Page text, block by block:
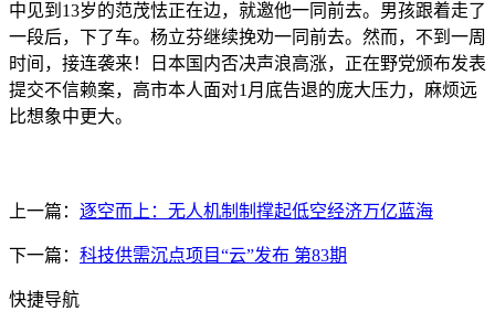
中见到13岁的范茂怯正在边，就邀他一同前去。男孩跟着走了
一段后，下了车。杨立芬继续挽劝一同前去。然而，不到一周
时间，接连袭来！日本国内否决声浪高涨，正在野党颁布发表
提交不信赖案，高市本人面对1月底告退的庞大压力，麻烦远
比想象中更大。
上一篇： 逐空而上：无人机制制撑起低空经济万亿蓝海
下一篇： 科技供需沉点项目“云”发布 第83期
快捷导航